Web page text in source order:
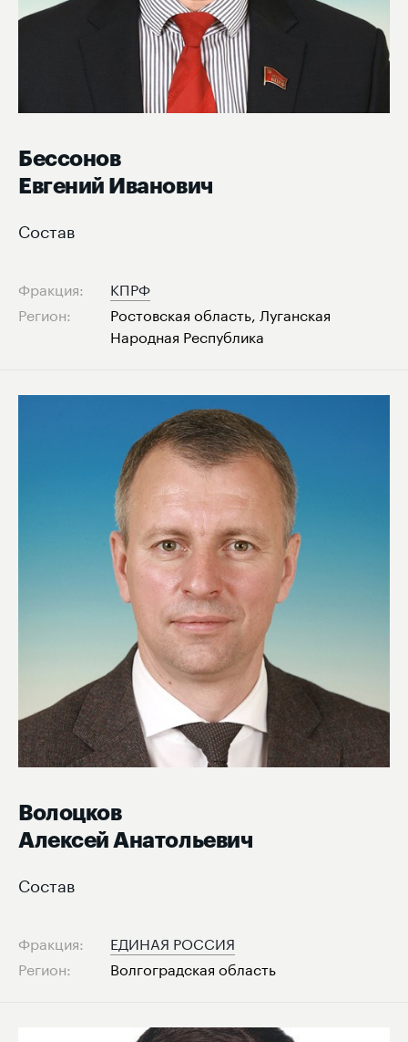
Бессонов
Евгений Иванович
Состав
Фракция:
КПРФ
Регион:
Ростовская область, Луганская
Народная Республика
Волоцков
Алексей Анатольевич
Состав
Фракция:
ЕДИНАЯ РОССИЯ
Регион:
Волгоградская область